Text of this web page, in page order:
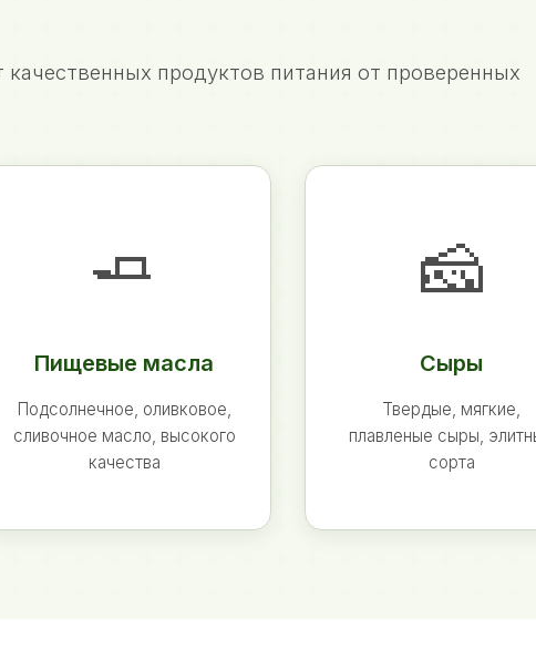
продуктов питания от проверенных
🧈
Пищевые масла
Подсолнечное, оливковое,
сливочное масло, высокого
качества
🧀
Сыры
Твердые, мягкие,
плавленые сыры,
сорта